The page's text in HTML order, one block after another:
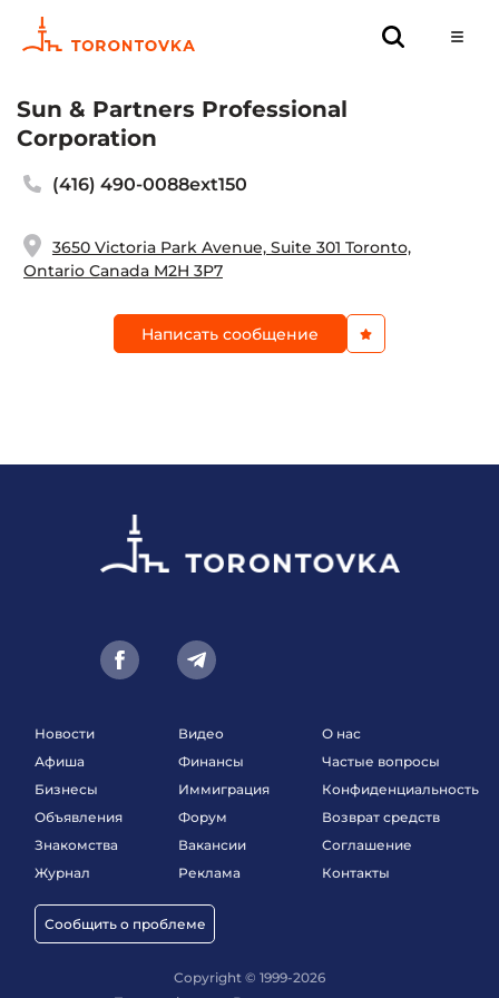
Sun & Partners Professional
Corporation
(416) 490-0088ext150
3650 Victoria Park Avenue, Suite 301 Toronto,
Ontario Canada M2H 3P7
Написать сообщение
Новости
Афиша
Бизнесы
Объявления
Знакомства
Журнал
Сообщить о проблеме
Видео
Финансы
Иммиграция
Форум
Вакансии
Реклама
О нас
Частые вопросы
Конфиденциальность
Возврат средств
Соглашение
Контакты
Copyright © 1999-2026